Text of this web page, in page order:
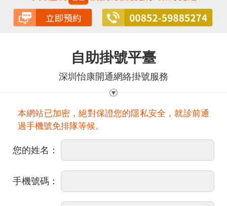
自助掛號平臺
深圳怡康開通網絡掛號服務
本網站已加密，絕對保證您的隱私安全，就診前通
過手機號免排隊等候。
您的姓名：
手機號碼：